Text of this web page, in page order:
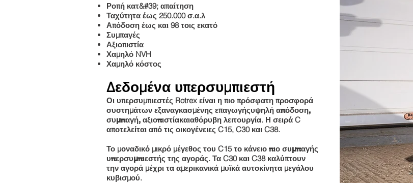
Ροπή κατ&#39; απαίτηση
Ταχύτητα έως 250.000 σ.α.λ
Απόδοση έως και 98 τοις εκατό
Συμπαγές
Αξιοπιστία
Χαμηλό NVH
Χαμηλό κόστος
Δεδομένα υπερσυμπιεστή
Οι υπερσυμπιεστές Rotrex είναι η πιο πρόσφατη προσφορά
συστημάτων εξαναγκασμένης επαγωγήςυψηλή απόδοση,
συμπαγή, αξιοπιστίακαιαθόρυβη λειτουργία. Η σειρά C
αποτελείται από τις οικογένειες C15, C30 και C38.
Το μοναδικό μικρό μέγεθος του C15 το κάνειο πιο συμπαγής
υπερσυμπιεστής της αγοράς. Τα C30 και C38 καλύπτουν
την αγορά μέχρι τα αμερικανικά μυϊκά αυτοκίνητα μεγάλου
κυβισμού.